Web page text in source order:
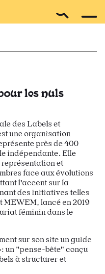
les nuls
des Labels et
une organisation
près de 400
indépendante. Elle
et
face aux évolutions
l'accent sur la
des initiatives telles
MEWEM, lancé en 2019
féminin dans le
sur son site un guide
un "pense-bête" conçu
à structurer et